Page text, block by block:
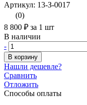
Артикул: 13-З-0017
(0)
8 800 ₽ за 1 шт
В наличии
-
В корзину
Нашли дешевле?
Сравнить
Отложить
Способы оплаты